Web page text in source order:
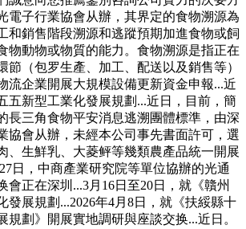
電子行業協會从辦，其界定的食物溯源為
和銷售階段溯源和逃蹤預期加進食物或飼
物動物或物質的能力。食物溯源是指正在
節（包罗生產、加工、配送以及銷售等）
流企業開展大規模設備更新資金申報...近
五新型工業化發展規劃...近日，目前，簡
長三角食物平安消息逃溯團體標準，由深
協會从辦，未經本公司事先書面許可，選
、生鮮乳、大菱鲆等幾類農產品統一開展
日，中商產業研究院等單位協辦的光通
會正在深圳...3月16日至20日，就《贛州
發展規劃...2026年4月8日，就《扶綏縣十
規劃》開展實地調研與座談交换...近日。